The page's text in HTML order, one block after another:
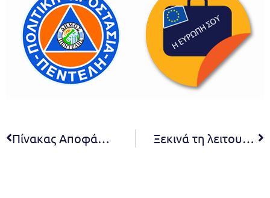
Πίνακας Αποφάσεων 28ης συνεδρίασης Οικονομικής Επιτροπής 2022 Ξεκινά τη λειτουργία του το Κέντρο Προληπτικής Ιατρικής του Δήμου Πεντέλης με πέντε ιατρικές ειδικότητες. Δήμητρα Κεχαγιά: Υλοποιούμε άλλη μια προεκλογική μας δέσμευση, είμαστε με πράξεις και έργα δίπλα στους συμπολίτες μας και τις ανάγκες τους